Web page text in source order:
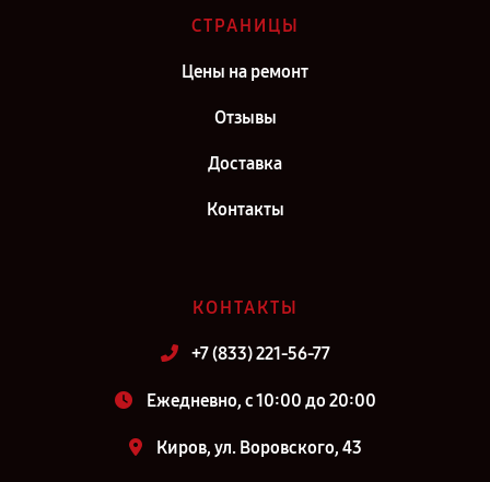
СТРАНИЦЫ
Цены на ремонт
Отзывы
Доставка
Контакты
КОНТАКТЫ
+7 (833) 221-56-77
Ежедневно, с 10:00 до 20:00
Киров, ул. Воровского, 43